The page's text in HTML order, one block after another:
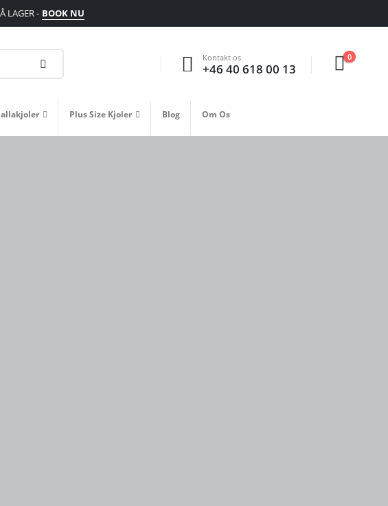
LAGER - BOOK NU
Kontakt os
+46 40 618 00 13
0
Plus Size Kjoler Blog Om Os